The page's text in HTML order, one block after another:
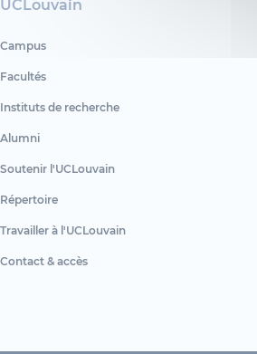
UCLouvain
Campus
Facultés
Instituts de recherche
Alumni
Soutenir l'UCLouvain
Répertoire
Travailler à l'UCLouvain
Contact & accès